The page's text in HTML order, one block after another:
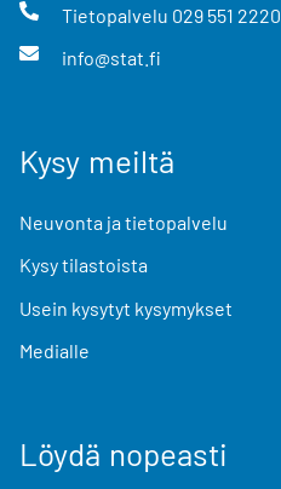
Tietopalvelu 029 551 2220
info@stat.fi
Kysy meiltä
Neuvonta ja tietopalvelu
Kysy tilastoista
Usein kysytyt kysymykset
Medialle
Löydä nopeasti